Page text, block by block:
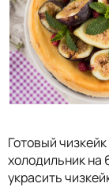
Готовый
холодильник на
украсить